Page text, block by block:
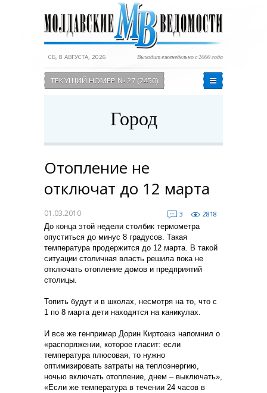
СБ, 8 АВГУСТА, 2026 Выходит еженедельно с 2000 года
ТЕКУЩИЙ НОМЕР № 27 (2450)
Город
Отопление не
отключат до 12 марта
01.03.2010 3
2818
До конца этой недели столбик термометра
опуститься до минус 8 градусов. Такая
температура продержится до 12 марта. В такой
ситуации столичная власть решила пока не
отключать отопление домов и предприятий
столицы.
Топить будут и в школах, несмотря на то, что с
1 по 8 марта дети находятся на каникулах.
И все же генпримар Дорин Киртоакэ напомнил о
«распоряжении, которое гласит: если
температура плюсовая, то нужно
оптимизировать затраты на теплоэнергию,
ночью включать отопление, днем – выключать»,
«Если же температура в течении 24 часов в